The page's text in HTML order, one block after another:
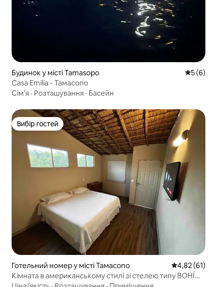
Будинок у місті Tamasopo Середня
5 (6)
Casa Emilia - Тамасопо
Сім’я · Розташування · Басейн
Вибір гостей
Вибір гостей
Готельний номер у місті Тамасопо Середня
4,82 (61)
Кімната в американському стилі зі стелею типу BOHÍO
3